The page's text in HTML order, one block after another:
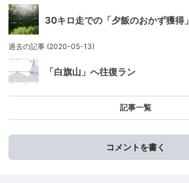
30キロ走での「夕飯のおかず獲得」
過去の記事 (2020-05-13)
「白旗山」へ往復ラン
記事一覧
コメントを書く